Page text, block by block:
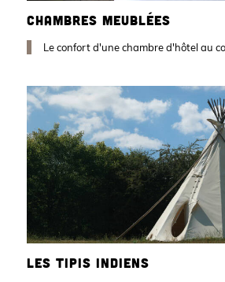
CHAMBRES MEUBLÉES
Le confort d'une chambre d'hôtel au
LES TIPIS INDIENS